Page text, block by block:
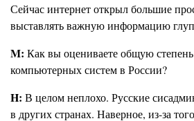
Сейчас интернет открыл большие
выставлять важную информацию
M: Как вы оцениваете общую степень
компьютерных систем в России?
H: В целом неплохо. Русские
в других странах. Наверное, из-за